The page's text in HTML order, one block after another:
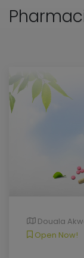
Douala
Open Now!